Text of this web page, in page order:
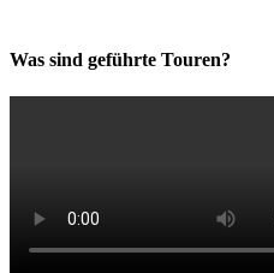
Was sind geführte Touren?